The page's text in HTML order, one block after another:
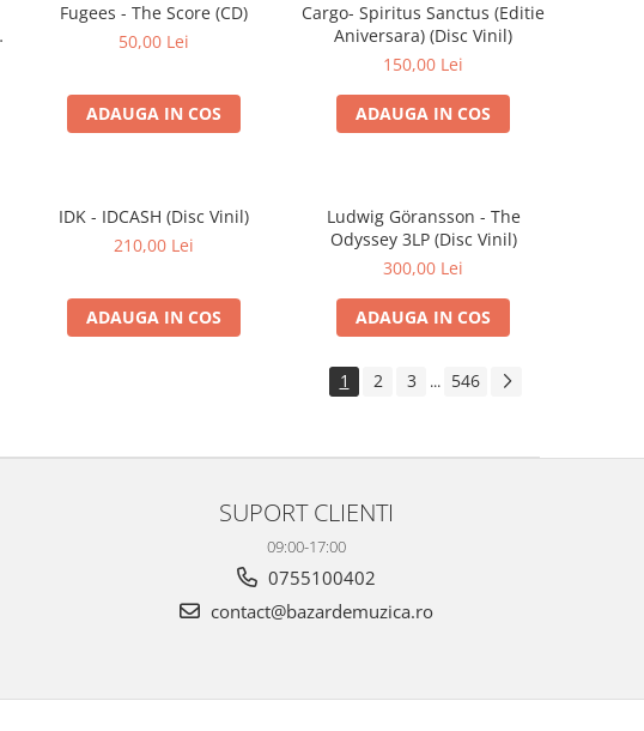
Fugees - The Score (CD)
50,00 Lei
ADAUGA IN COS
Cargo- Spiritus Sanctus (Editie
Aniversara) (Disc Vinil)
150,00 Lei
ADAUGA IN COS
IDK - IDCASH (Disc Vinil)
210,00 Lei
ADAUGA IN COS
Ludwig Göransson - The
Odyssey 3LP (Disc Vinil)
300,00 Lei
ADAUGA IN COS
1 2 3 ... 546
SUPORT CLIENTI
09:00-17:00
0755100402
contact@bazardemuzica.ro